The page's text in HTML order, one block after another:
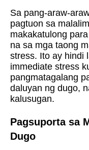
Sa pang-araw-
pagtuon sa
makakatulong
na sa mga taong
stress. Ito ay hindi
immediate stress
pangmatagalang
daluyan ng dugo,
kalusugan.
Pagsuporta sa
Dugo